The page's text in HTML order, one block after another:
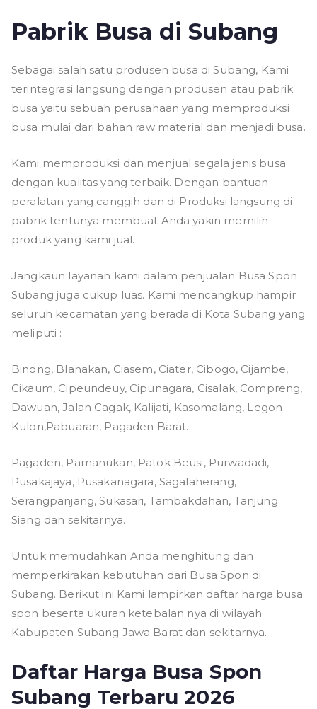
Pabrik Busa di Subang
Sebagai salah satu produsen busa di Subang, Kami
terintegrasi langsung dengan produsen atau pabrik
busa yaitu sebuah perusahaan yang memproduksi
busa mulai dari bahan raw material dan menjadi busa.
Kami memproduksi dan menjual segala jenis busa
dengan kualitas yang terbaik. Dengan bantuan
peralatan yang canggih dan di Produksi langsung di
pabrik tentunya membuat Anda yakin memilih
produk yang kami jual.
Jangkaun layanan kami dalam penjualan Busa Spon
Subang juga cukup luas. Kami mencangkup hampir
seluruh kecamatan yang berada di Kota Subang yang
meliputi :
Binong, Blanakan, Ciasem, Ciater, Cibogo, Cijambe,
Cikaum, Cipeundeuy, Cipunagara, Cisalak, Compreng,
Dawuan, Jalan Cagak, Kalijati, Kasomalang, Legon
Kulon,Pabuaran, Pagaden Barat.
Pagaden, Pamanukan, Patok Beusi, Purwadadi,
Pusakajaya, Pusakanagara, Sagalaherang,
Serangpanjang, Sukasari, Tambakdahan, Tanjung
Siang dan sekitarnya.
Untuk memudahkan Anda menghitung dan
memperkirakan kebutuhan dari Busa Spon di
Subang. Berikut ini Kami lampirkan daftar harga busa
spon beserta ukuran ketebalan nya di wilayah
Kabupaten Subang Jawa Barat dan sekitarnya.
Daftar Harga Busa Spon
Subang Terbaru 2026